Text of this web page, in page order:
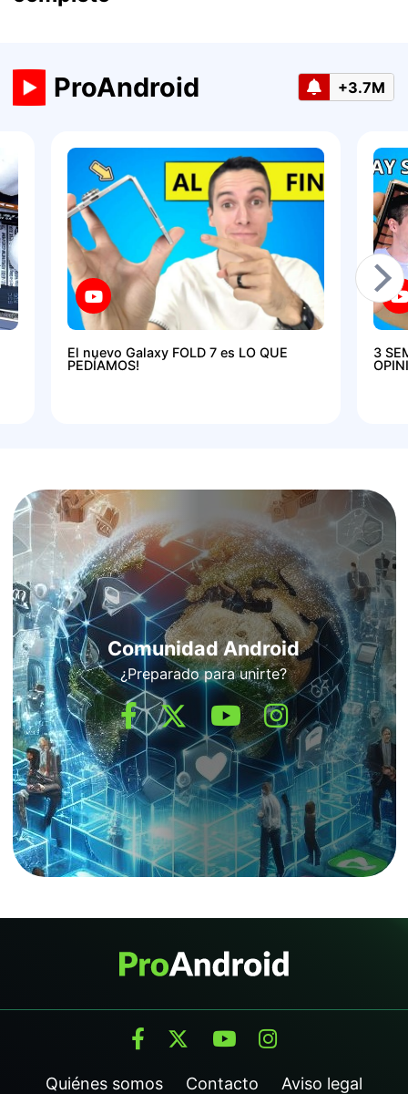
ProAndroid +3.7M
El nuevo Galaxy FOLD 7 es LO QUE
PEDÍAMOS!
3
Comunidad Android
¿Preparado para unirte?
Quiénes somos Contacto Aviso legal